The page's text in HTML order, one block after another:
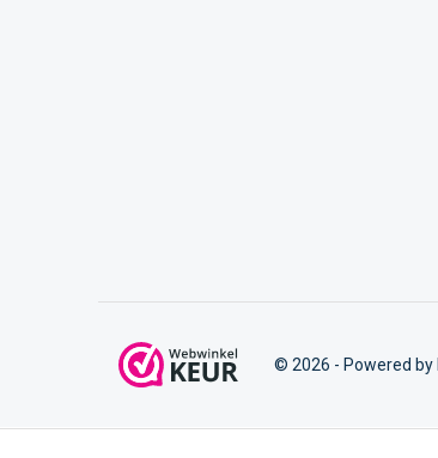
© 2026 - Powered by